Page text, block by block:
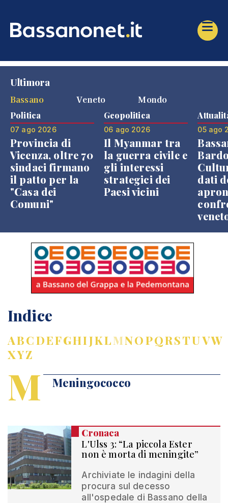
Ultimora
Bassano
Veneto Mondo
Politica
07 ago 2026
Provincia di
Vicenza, oltre 70
sindaci firmano
il patto per la
"Casa dei
Comuni"
Geopolitica
06 ago 2026
Il Myanmar tra
la guerra civile e
gli interessi
strategici dei
Paesi vicini
05 ago
dati
Indice
ABCDEFGHIJKLMNOPQRSTUVW
XYZ
M Meningococco
Cronaca
L'Ulss 3: “La piccola Ester
non è morta di meningite”
Archiviate le indagini della
procura sul decesso
all'ospedale di Bassano della